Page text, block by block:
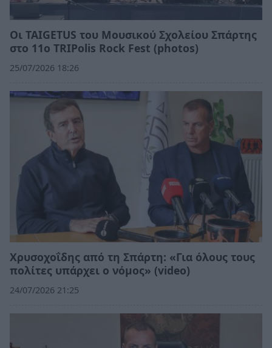
Οι TAIGETUS του Μουσικού Σχολείου Σπάρτης
στο 11ο TRIPolis Rock Fest (photos)
25/07/2026 18:26
Χρυσοχοΐδης από τη Σπάρτη: «Για όλους τους
πολίτες υπάρχει ο νόμος» (video)
24/07/2026 21:25